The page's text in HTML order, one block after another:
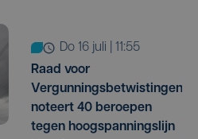
do 16 juli | 11:55
Raad voor
Vergunningsbetwistingen
noteert 40 beroepen
tegen hoogspanningslijn